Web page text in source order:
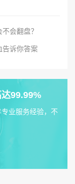
会翻盘？
告诉你答案
99.99%
业服务经验，不